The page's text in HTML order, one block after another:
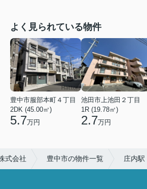
よく見られている物件
豊中市服部本町４丁目
2DK (45.00㎡)
5.7万円
池田市上池田２丁目
1R (19.78㎡)
2.7万円
式会社 豊中市の物件一覧 庄内駅